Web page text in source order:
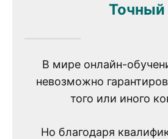
Точный
В мире онлайн-
невозможно
того или иного
Но благодаря